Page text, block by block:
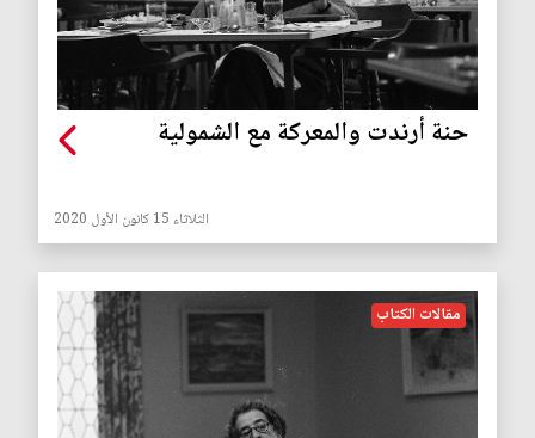
حنة أرندت والمعركة مع الشمولية
الثلاثاء 15 كانون الأول 2020
مقالات الكتاب